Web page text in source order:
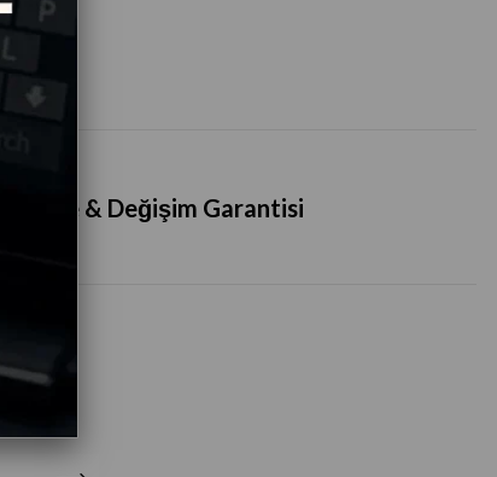
İade & Değişim Garantisi